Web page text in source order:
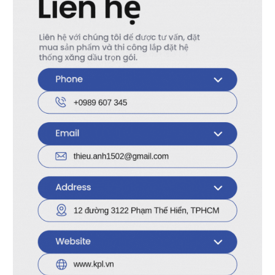
nhiên liệu
công
Ưu điểm nổi bật:
Bóp nhẹ tay – không mỏi
, thao tác êm ái ngay
cả khi dùng lâu
Chống rò rỉ nhiên liệu, đảm bảo an toàn
trong môi trường dễ cháy
Tương thích với khớp xoay, mỏ cò và ống
mềm phi 27
Bền bỉ, chống ăn mòn, hoạt động ổn định
ngoài trời hoặc trong nhà máy